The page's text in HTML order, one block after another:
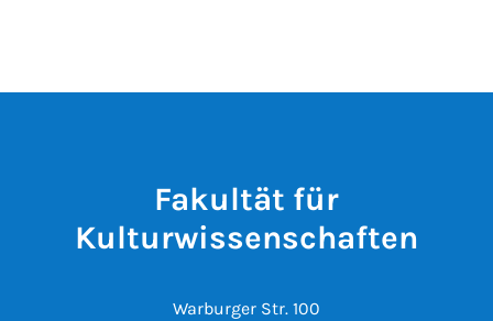
Fakultät für
Kulturwissenschaften
Warburger Str. 100